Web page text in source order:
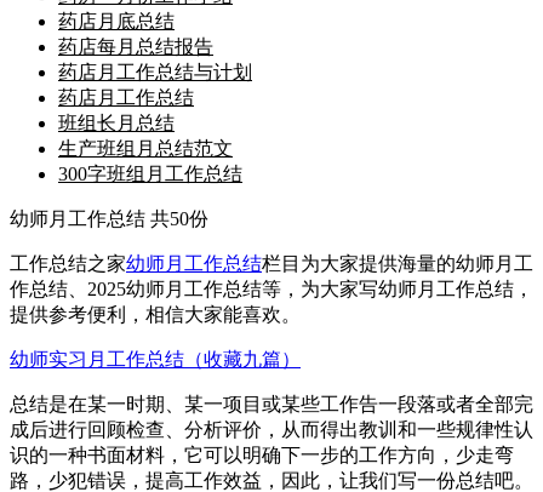
药店月底总结
药店每月总结报告
药店月工作总结与计划
药店月工作总结
班组长月总结
生产班组月总结范文
300字班组月工作总结
幼师月工作总结 共50份
工作总结之家幼师月工作总结栏目为大家提供海量的幼师月工
作总结、2025幼师月工作总结等，为大家写幼师月工作总结，
提供参考便利，相信大家能喜欢。
幼师实习月工作总结（收藏九篇）
总结是在某一时期、某一项目或某些工作告一段落或者全部完
成后进行回顾检查、分析评价，从而得出教训和一些规律性认
识的一种书面材料，它可以明确下一步的工作方向，少走弯
路，少犯错误，提高工作效益，因此，让我们写一份总结吧。